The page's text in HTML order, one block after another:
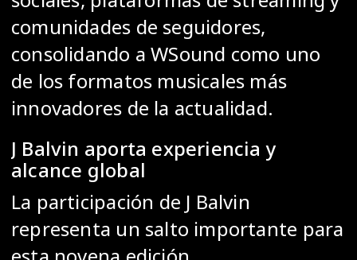
comunidades de seguidores,
consolidando a WSound como uno
de los formatos musicales más
innovadores de la actualidad.
J Balvin aporta experiencia y
alcance global
La participación de J Balvin
representa un salto importante para